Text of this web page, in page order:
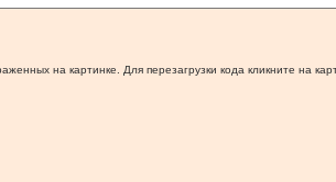
на картинке. Для перезагрузки кода кликните на